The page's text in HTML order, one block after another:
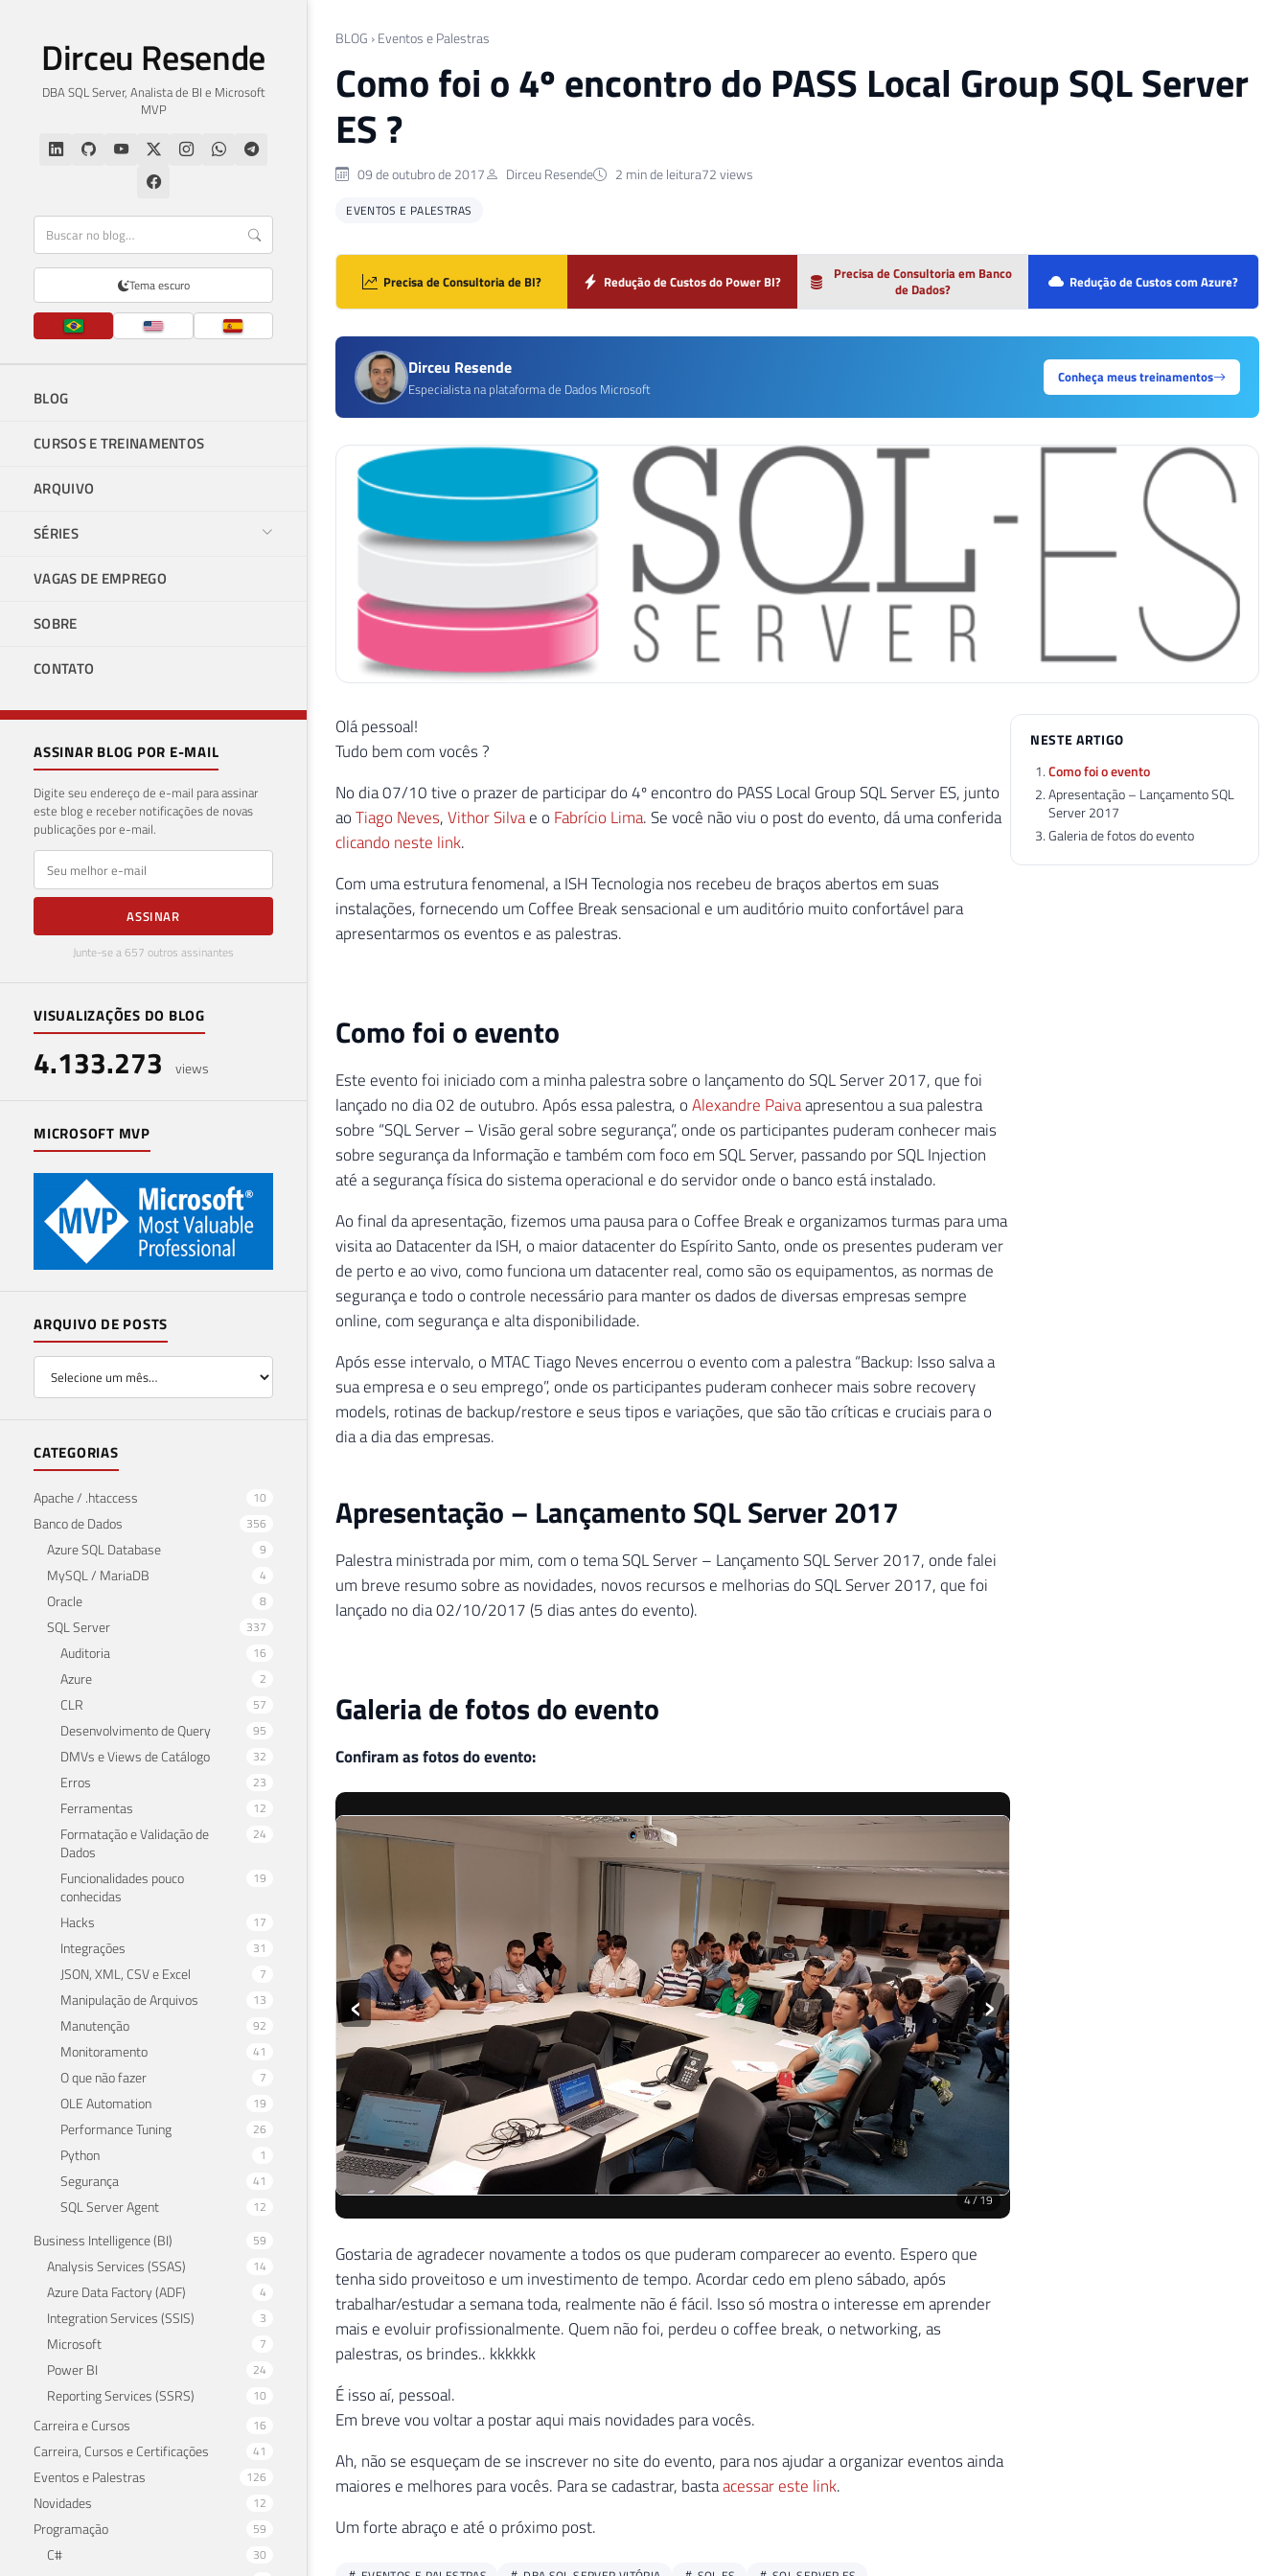
Dirceu Resende
DBA SQL Server, Analista de BI e Microsoft
MVP
Tema escuro
BLOG
CURSOS E TREINAMENTOS
ARQUIVO
SÉRIES
VAGAS DE EMPREGO
SOBRE
CONTATO
ASSINAR BLOG POR E-MAIL
Digite seu endereço de e-mail para assinar
este blog e receber notificações de novas
publicações por e-mail.
E-mail
ASSINAR
Junte-se a 657 outros assinantes
VISUALIZAÇÕES DO BLOG
4.133.273 views
MICROSOFT MVP
ARQUIVO DE POSTS
CATEGORIAS
Apache / .htaccess 10
Banco de Dados 356
Azure SQL Database 9
MySQL / MariaDB 4
Oracle 8
SQL Server 337
Auditoria 16
Azure 2
CLR 57
Desenvolvimento de Query 95
DMVs e Views de Catálogo 32
Erros 23
Ferramentas 12
Formatação e Validação de
Dados
24
Funcionalidades pouco
conhecidas
19
Hacks 17
Integrações 31
JSON, XML, CSV e Excel 7
Manipulação de Arquivos 13
Manutenção 92
Monitoramento 41
O que não fazer 7
OLE Automation 19
Performance Tuning 26
Python 1
Segurança 41
SQL Server Agent 12
Business Intelligence (BI) 59
Analysis Services (SSAS) 14
Azure Data Factory (ADF) 4
Integration Services (SSIS) 3
Microsoft 7
Power BI 24
Reporting Services (SSRS) 10
Carreira e Cursos 16
Carreira, Cursos e Certificações 41
Eventos e Palestras 126
Novidades 12
Programação 59
C# 30
BLOG › Eventos e Palestras
Como foi o 4º encontro do PASS Local Group SQL Server
ES ?
09 de outubro de 2017 Dirceu Resende 2 min de leitura72 views
EVENTOS E PALESTRAS
Precisa de Consultoria de BI? Redução de Custos do Power BI?
Precisa de Consultoria em Banco
de Dados?
Redução de Custos com Azure?
Dirceu Resende
Especialista na plataforma de Dados Microsoft
Conheça meus treinamentos
Olá pessoal!
Tudo bem com vocês ?
No dia 07/10 tive o prazer de participar do 4º encontro do PASS Local Group SQL Server ES, junto
aoTiago Neves,Vithor Silvae o Fabrício Lima. Se você não viu o post do evento, dá uma conferida
clicando neste link.
Com uma estrutura fenomenal, a ISH Tecnologia nos recebeu de braços abertos em suas
instalações, fornecendo um Coffee Break sensacional e um auditório muito confortável para
apresentarmos os eventos e as palestras.
Como foi o evento
Este evento foi iniciado com a minha palestra sobre o lançamento do SQL Server 2017, que foi
lançado no dia 02 de outubro. Após essa palestra, oAlexandre Paivaapresentou a sua palestra
sobre “SQL Server – Visão geral sobre segurança”, onde os participantes puderam conhecer mais
sobre segurança da Informação e também com foco em SQL Server, passando por SQL Injection
até a segurança física do sistema operacional e do servidor onde o banco está instalado.
Ao final da apresentação, fizemos uma pausa para o Coffee Break e organizamos turmas para uma
visita ao Datacenter da ISH, o maior datacenter do Espírito Santo, onde os presentes puderam ver
de perto e ao vivo, como funciona um datacenter real, como são os equipamentos, as normas de
segurança e todo o controle necessário para manter os dados de diversas empresas sempre
online, com segurança e alta disponibilidade.
Após esse intervalo, o MTAC Tiago Neves encerrou o evento com a palestra “Backup: Isso salva a
sua empresa e o seu emprego”, onde os participantes puderam conhecer mais sobre recovery
models, rotinas de backup/restore e seus tipos e variações, que são tão críticas e cruciais para o
dia a dia das empresas.
Apresentação – Lançamento SQL Server 2017
Palestra ministrada por mim, com o tema SQL Server – Lançamento SQL Server 2017, onde falei
um breve resumo sobre as novidades, novos recursos e melhorias do SQL Server 2017, que foi
lançado no dia 02/10/2017 (5 dias antes do evento).
Galeria de fotos do evento
Confiram as fotos do evento:
›
5/19
Gostaria de agradecer novamente a todos os que puderam comparecer ao evento. Espero que
tenha sido proveitoso e um investimento de tempo. Acordar cedo em pleno sábado, após
trabalhar/estudar a semana toda, realmente não é fácil. Isso só mostra o interesse em aprender
mais e evoluir profissionalmente. Quem não foi, perdeu o coffee break, o networking, as
palestras, os brindes.. kkkkkk
É isso aí, pessoal.
Em breve vou voltar a postar aqui mais novidades para vocês.
Ah, não se esqueçam de se inscrever no site do evento, para nos ajudar a organizar eventos ainda
maiores e melhores para vocês. Para se cadastrar, bastaacessar este link.
Um forte abraço e até o próximo post.
EVENTOS E PALESTRAS DBA SQL SERVER VITÓRIA SQL ES SQL SERVER ES
Dirceu Resende
WhatsApp Telegram Veja minhas certificações
NESTE ARTIGO
Como foi o evento
Apresentação – Lançamento SQL
Server 2017
Galeria de fotos do evento